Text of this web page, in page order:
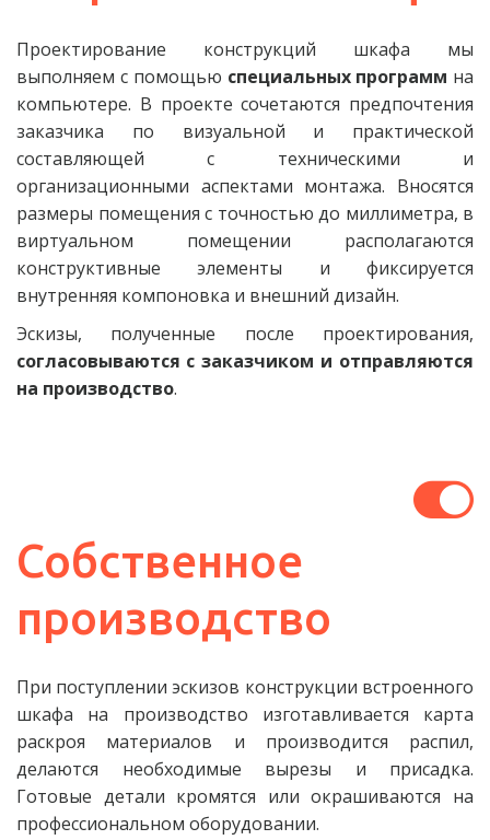
Проектирование конструкций шкафа мы
выполняем с помощью специальных программ на
компьютере. В проекте сочетаются предпочтения
заказчика по визуальной и практической
составляющей с техническими и
организационными аспектами монтажа. Вносятся
размеры помещения с точностью до миллиметра, в
виртуальном помещении располагаются
конструктивные элементы и фиксируется
внутренняя компоновка и внешний дизайн.
Эскизы, полученные после проектирования,
согласовываются с заказчиком и отправляются
на производство.
Собственное
производство
При поступлении эскизов конструкции встроенного
шкафа на производство изготавливается карта
раскроя материалов и производится распил,
делаются необходимые вырезы и присадка.
Готовые детали кромятся или окрашиваются на
профессиональном оборудовании.